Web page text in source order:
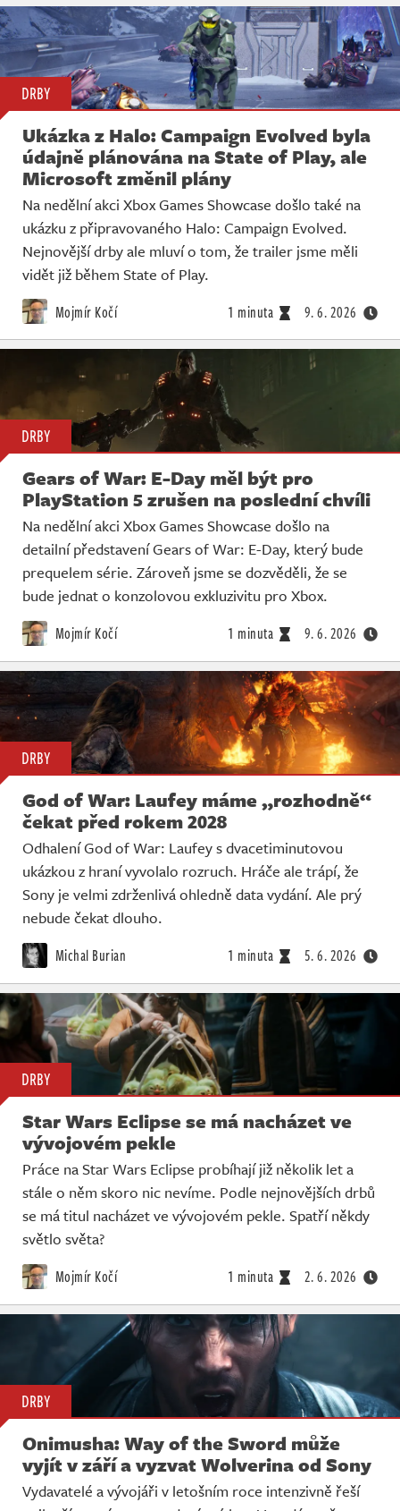
DRBY
Ukázka z Halo: Campaign Evolved byla
údajně plánována na State of Play, ale
Microsoft změnil plány
Na nedělní akci Xbox Games Showcase došlo také na
ukázku z připravovaného Halo: Campaign Evolved.
Nejnovější drby ale mluví o tom, že trailer jsme měli
vidět již během State of Play.
Mojmír Kočí 1 minuta 9. 6. 2026
DRBY
Gears of War: E-Day měl být pro
PlayStation 5 zrušen na poslední chvíli
Na nedělní akci Xbox Games Showcase došlo na
detailní představení Gears of War: E-Day, který bude
prequelem série. Zároveň jsme se dozvěděli, že se
bude jednat o konzolovou exkluzivitu pro Xbox.
Mojmír Kočí 1 minuta 9. 6. 2026
DRBY
God of War: Laufey máme „rozhodně“
čekat před rokem 2028
Odhalení God of War: Laufey s dvacetiminutovou
ukázkou z hraní vyvolalo rozruch. Hráče ale trápí, že
Sony je velmi zdrženlivá ohledně data vydání. Ale prý
nebude čekat dlouho.
Michal Burian 1 minuta 5. 6. 2026
DRBY
Star Wars Eclipse se má nacházet ve
vývojovém pekle
Práce na Star Wars Eclipse probíhají již několik let a
stále o něm skoro nic nevíme. Podle nejnovějších drbů
se má titul nacházet ve vývojovém pekle. Spatří někdy
světlo světa?
Mojmír Kočí 1 minuta 2. 6. 2026
DRBY
Onimusha: Way of the Sword může
vyjít v září a vyzvat Wolverina od Sony
Vydavatelé a vývojáři v letošním roce intenzivně řeší